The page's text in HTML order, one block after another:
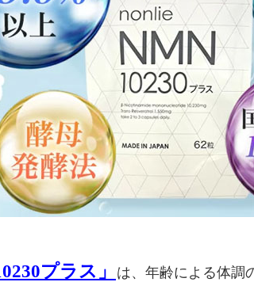
プラス」
は、年齢による体調